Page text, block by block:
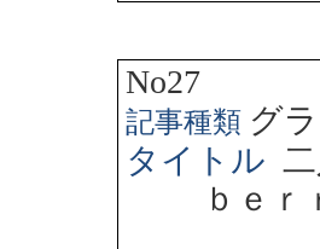
No27
記事種類 グ
タイトル
ｂｅ